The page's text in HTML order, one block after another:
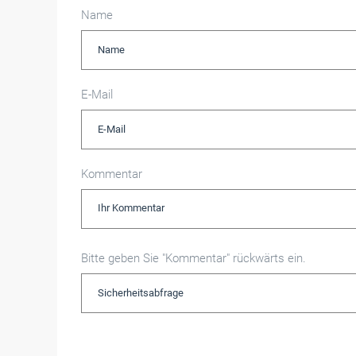
Name
E-Mail
Kommentar
Bitte geben Sie "Kommentar" rückwärts ein.